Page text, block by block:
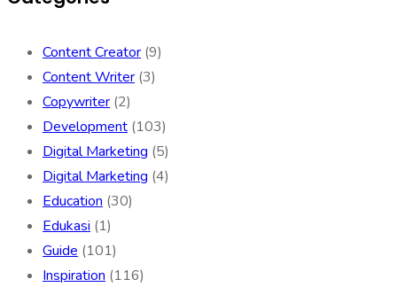
Content Creator (9)
Content Writer (3)
Copywriter (2)
Development (103)
Digital Marketing (5)
Digital Marketing (4)
Education (30)
Edukasi (1)
Guide (101)
Inspiration (116)